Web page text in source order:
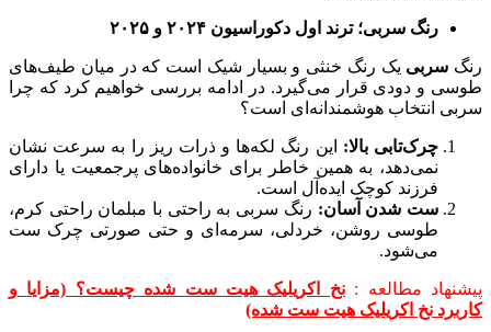
رنگ سربی؛ ترند اول دکوراسیون ۲۰۲۴ و ۲۰۲۵
رنگ سربی یک رنگ خنثی و بسیار شیک است که در میان طیف‌های
طوسی و دودی قرار می‌گیرد. در ادامه بررسی خواهیم کرد که چرا
سربی انتخاب هوشمندانه‌ای است؟
چرک‌تابی بالا: این رنگ لکه‌ها و ذرات ریز را به سرعت نشان
نمی‌دهد، به همین خاطر برای خانواده‌های پرجمعیت یا دارای
فرزند کوچک ایده‌آل است.
ست شدن آسان: رنگ سربی به راحتی با مبلمان راحتی کرم،
طوسی روشن، خردلی، سرمه‌ای و حتی صورتی چرک ست
می‌شود.
پیشنهاد مطالعه :نخ اکریلیک هیت ست شده چیست؟ (مزایا و
کاربرد نخ اکریلیک هیت ست شده)